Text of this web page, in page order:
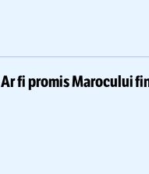
Ar fi promis Marocului